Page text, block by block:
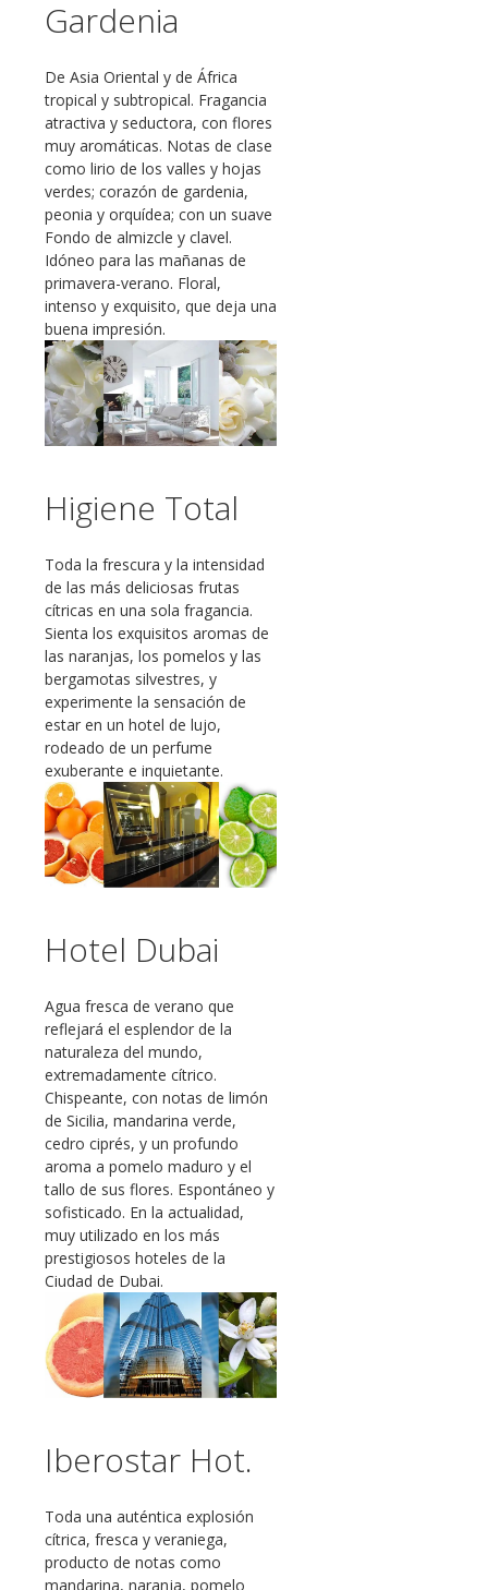
Gardenia
De Asia Oriental y de África
tropical y subtropical. Fragancia
atractiva y seductora, con flores
muy aromáticas. Notas de clase
como lirio de los valles y hojas
verdes; corazón de gardenia,
peonia y orquídea; con un suave
Fondo de almizcle y clavel.
Idóneo para las mañanas de
primavera-verano. Floral,
intenso y exquisito, que deja una
buena impresión.
Higiene Total
Toda la frescura y la intensidad
de las más deliciosas frutas
cítricas en una sola fragancia.
Sienta los exquisitos aromas de
las naranjas, los pomelos y las
bergamotas silvestres, y
experimente la sensación de
estar en un hotel de lujo,
rodeado de un perfume
exuberante e inquietante.
Hotel Dubai
Agua fresca de verano que
reflejará el esplendor de la
naturaleza del mundo,
extremadamente cítrico.
Chispeante, con notas de limón
de Sicilia, mandarina verde,
cedro ciprés, y un profundo
aroma a pomelo maduro y el
tallo de sus flores. Espontáneo y
sofisticado. En la actualidad,
muy utilizado en los más
prestigiosos hoteles de la
Ciudad de Dubai.
Iberostar Hot.
Toda una auténtica explosión
cítrica, fresca y veraniega,
producto de notas como
mandarina, naranja, pomelo